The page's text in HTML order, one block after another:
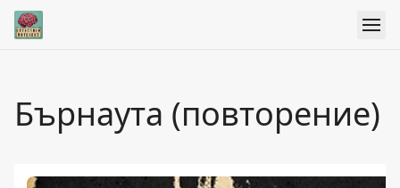
Бърнаута (повторение)